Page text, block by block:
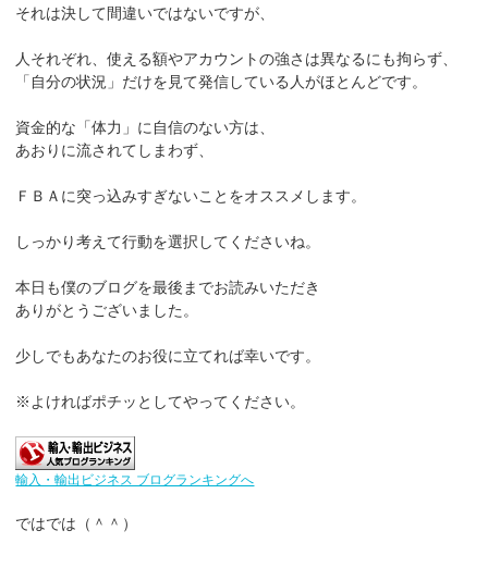
それは決して間違いではないですが、
人それぞれ、使える額やアカウントの強さは異なるにも拘らず、
「自分の状況」だけを見て発信している人がほとんどです。
資金的な「体力」に自信のない方は、
あおりに流されてしまわず、
ＦＢＡに突っ込みすぎないことをオススメします。
しっかり考えて行動を選択してくださいね。
本日も僕のブログを最後までお読みいただき
ありがとうございました。
少しでもあなたのお役に立てれば幸いです。
※よければポチッとしてやってください。
輸入・輸出ビジネス ブログランキングへ
ではでは（＾＾）